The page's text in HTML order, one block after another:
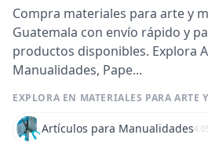
Compra materiales para arte y
Guatemala con envío rápido y
productos disponibles. Explora
Manualidades, Pape...
EXPLORA EN MATERIALES PARA ARTE
Artículos para Manualidades